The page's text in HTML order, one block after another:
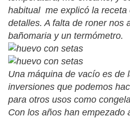
habitual me explicó la receta
detalles. A falta de roner nos
bañomaria y un termómetro.
Una máquina de vacío es de
inversiones que podemos
para otros usos como
Con los años han empezado